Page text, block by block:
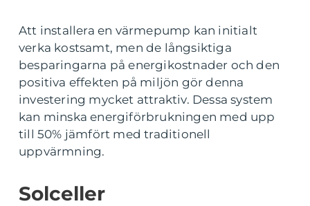
Att installera en värmepump kan initialt
verka kostsamt, men de långsiktiga
besparingarna på energikostnader och den
positiva effekten på miljön gör denna
investering mycket attraktiv. Dessa system
kan minska energiförbrukningen med upp
till 50% jämfört med traditionell
uppvärmning.
Solceller